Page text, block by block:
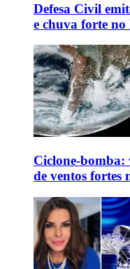
Defesa Civil
e chuva forte
Ciclone-bomba:
de ventos fortes